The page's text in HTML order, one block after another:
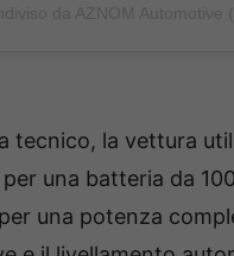
tecnico, la vettura
per una batteria da
una potenza